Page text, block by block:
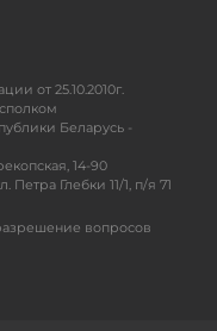
от 25.10.2010г.
Беларусь -
14-90
Глебки 11/1, п/я 71
вопросов